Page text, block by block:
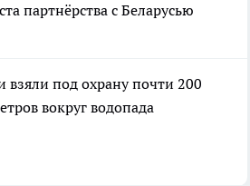
партнёрства с Беларусью
взяли под охрану почти 200
вокруг водопада